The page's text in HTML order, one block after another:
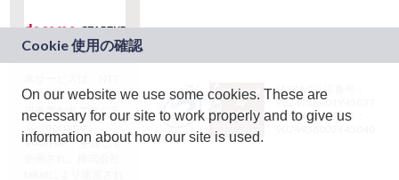
ドコモグループの新
規事業創出プログラ
ム「docomo
STARTUP」を通じて
JASRAC許諾番号：
9024936001Y45037
JASRAC許諾番号：
On our website we use some cookies. These are
necessary for our site to work properly and to give us
information about how our site is used.